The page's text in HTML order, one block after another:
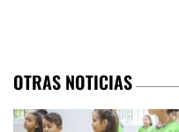
OTRAS NOTICIAS